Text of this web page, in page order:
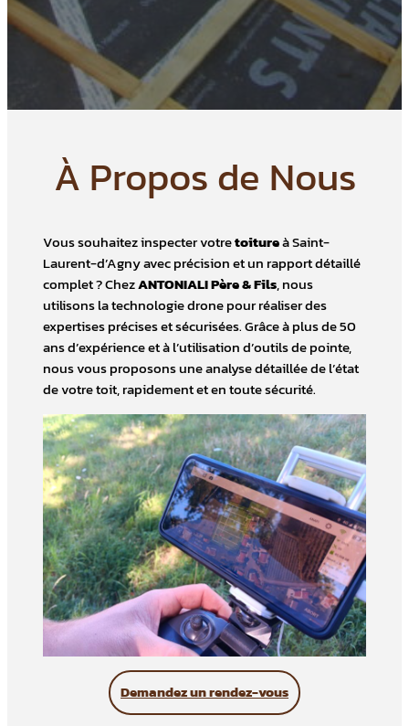
À Propos de Nous
Vous souhaitez inspecter votretoitureà Saint-
Laurent-d’Agny avec précision et un rapport détaillé
complet ? ChezANTONIALI Père & Fils, nous
utilisons la technologie drone pour réaliser des
expertises précises et sécurisées. Grâce à plus de 50
ans d’expérience et à l’utilisation d’outils de pointe,
nous vous proposons une analyse détaillée de l’état
de votre toit, rapidement et en toute sécurité.
Demandez un rendez-vous